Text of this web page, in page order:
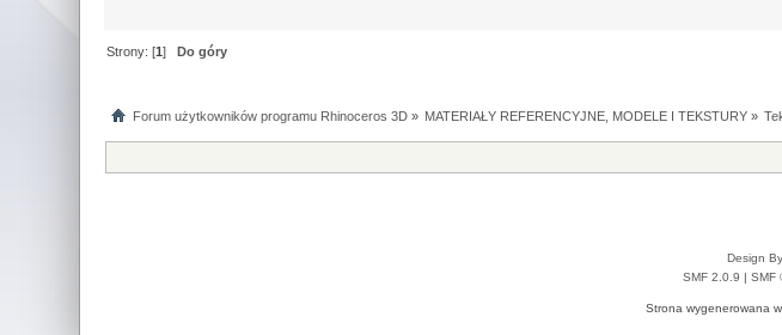
Strony: [1]Do góry
Forum użytkowników programu Rhinoceros 3D» MATERIAŁY REFERENCYJNE, MODELE I TEKSTURY »
Design
SMF 2.0.9 | SMF
Strona wygenerowana